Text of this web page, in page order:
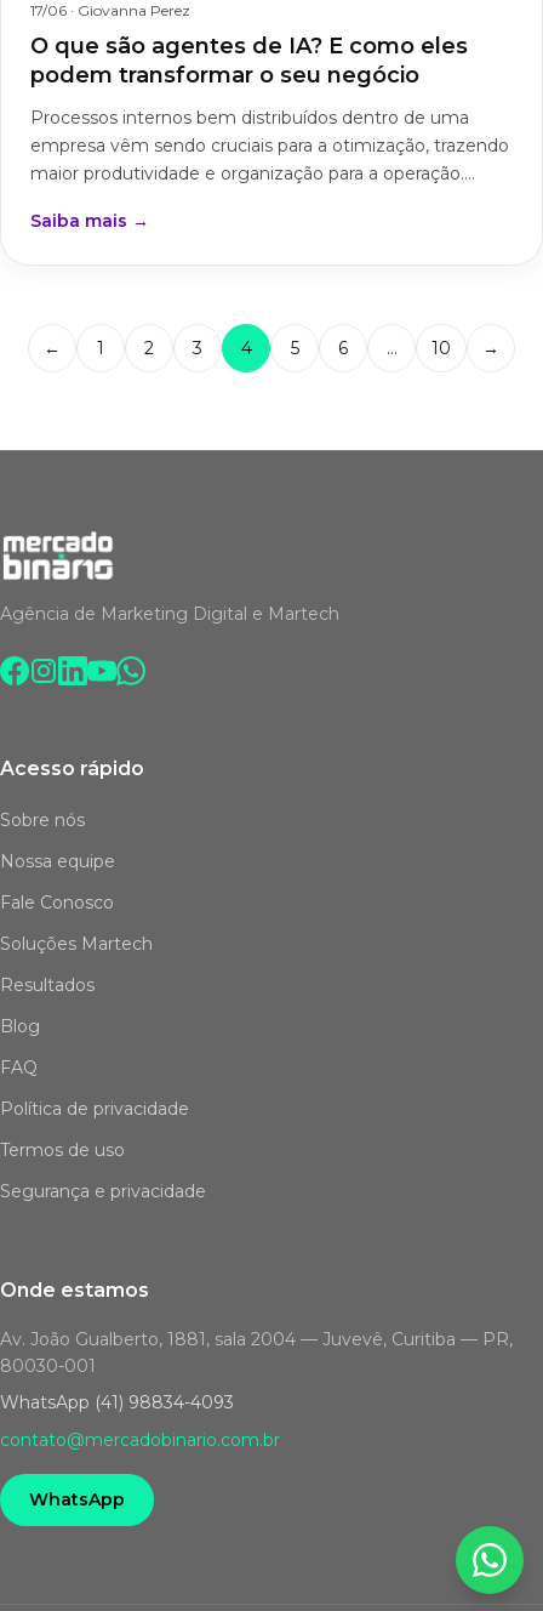
17/06 · Giovanna Perez
O que são agentes de IA? E como eles
podem transformar o seu negócio
Processos internos bem distribuídos dentro de uma
empresa vêm sendo cruciais para a otimização, trazendo
maior produtividade e organização para a operação....
Saiba mais →
← 1 2 3 4 5 6 … 10 →
Agência de Marketing Digital e Martech
Acesso rápido
Sobre nós
Nossa equipe
Fale Conosco
Soluções Martech
Resultados
Blog
FAQ
Política de privacidade
Termos de uso
Segurança e privacidade
Onde estamos
Av. João Gualberto, 1881, sala 2004 — Juvevê, Curitiba — PR,
80030-001
WhatsApp (41) 98834-4093
contato@mercadobinario.com.br
WhatsApp